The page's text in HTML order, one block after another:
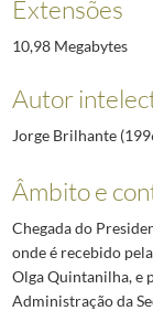
Extensões
10,98 Megabytes
Autor
Jorge Brilhante
Âmbito e
Chegada do
onde é recebido
Olga Quintanilha, e
Administração da